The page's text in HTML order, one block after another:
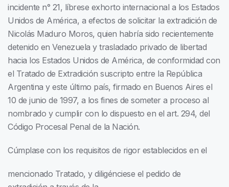
incidente n° 21, líbrese exhorto internacional a los Estados
Unidos de América, a efectos de solicitar la extradición de
Nicolás Maduro Moros, quien habría sido recientemente
detenido en Venezuela y trasladado privado de libertad
hacia los Estados Unidos de América, de conformidad con
el Tratado de Extradición suscripto entre la República
Argentina y este último país, firmado en Buenos Aires el
10 de junio de 1997, a los fines de someter a proceso al
nombrado y cumplir con lo dispuesto en el art. 294, del
Código Procesal Penal de la Nación.
Cúmplase con los requisitos de rigor establecidos en el
mencionado Tratado, y diligénciese el pedido de